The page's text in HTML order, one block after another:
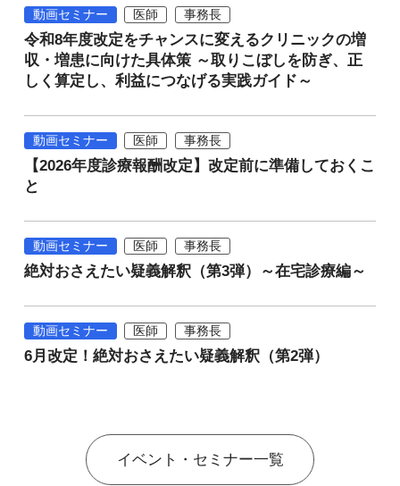
動画セミナー 医師 事務長
令和8年度改定をチャンスに変えるクリニックの増
収・増患に向けた具体策 ～取りこぼしを防ぎ、正
しく算定し、利益につなげる実践ガイド～
動画セミナー 医師 事務長
【2026年度診療報酬改定】改定前に準備しておくこ
と
動画セミナー 医師 事務長
絶対おさえたい疑義解釈（第3弾）～在宅診療編～
動画セミナー 医師 事務長
6月改定！絶対おさえたい疑義解釈（第2弾）
イベント・セミナー一覧